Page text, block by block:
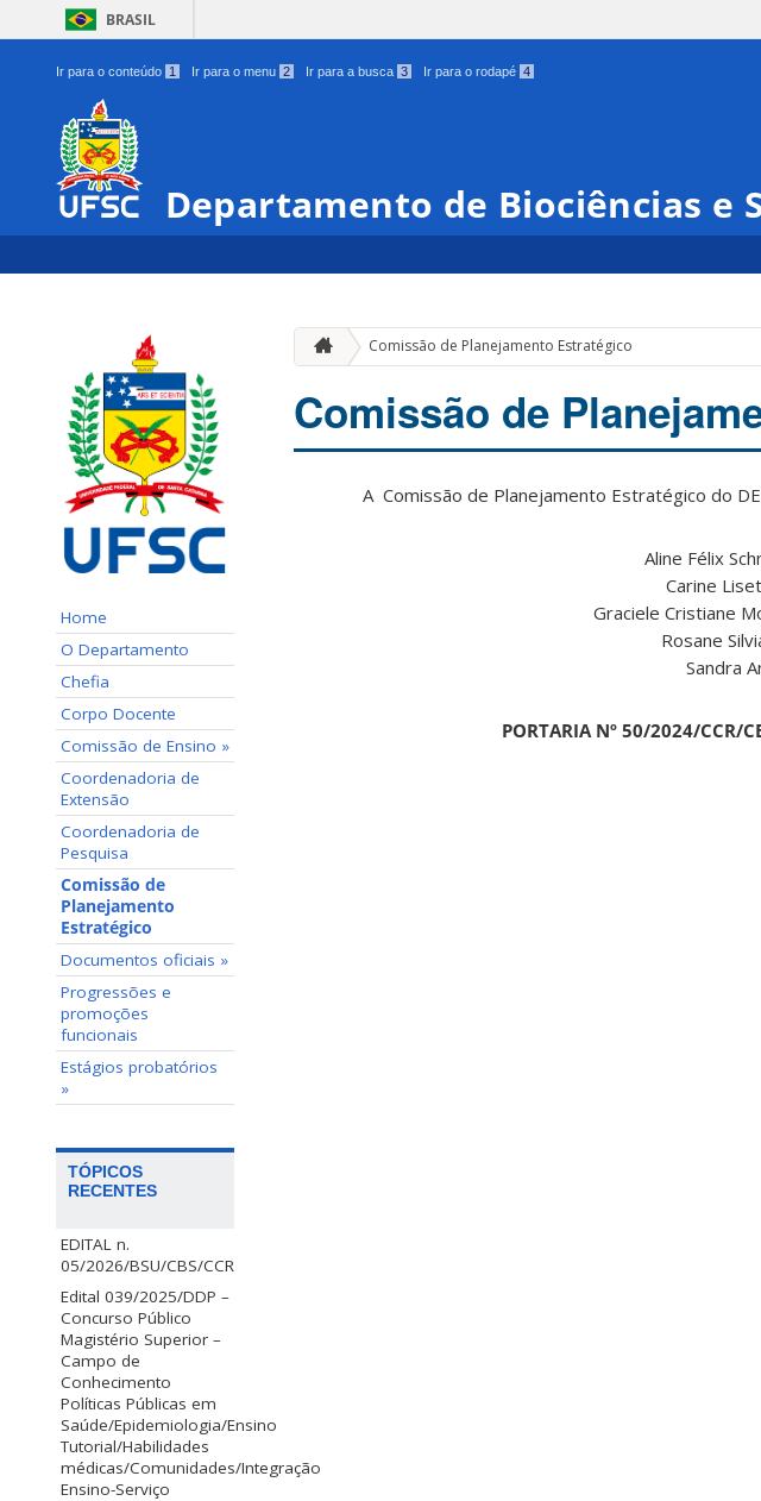
BRASIL
Ir para o conteúdo 1 Ir para o menu 2 Ir para a busca 3 Ir para o rodapé 4
Departamento de Biociências e
Home
O Departamento
Chefia
Corpo Docente
Comissão de Ensino »
Coordenadoria de
Extensão
Coordenadoria de
Pesquisa
Comissão de
Planejamento
Estratégico
Documentos oficiais »
Progressões e
promoções
funcionais
Estágios probatórios
»
TÓPICOS
RECENTES
EDITAL n.
05/2026/BSU/CBS/CCR
Edital 039/2025/DDP –
Concurso Público
Magistério Superior –
Campo de
Conhecimento
Políticas Públicas em
Saúde/Epidemiologia/Ensino
Tutorial/Habilidades
médicas/Comunidades/Integração
Ensino-Serviço
Comissão de Planejamento Estratégico
Comissão de
A Comissão de Planejamento Estratégico do
Aline Félix
Carine
Graciele Cristiane
Rosane
Sandra
PORTARIA Nº 50/2024/CCR/